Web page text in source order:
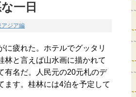
一日
アジア編
に疲れた。ホテルでグッタリ
林と言えば山水画に描かれて
有名だ。人民元の20元札のデ
ます。桂林には4泊を予定して